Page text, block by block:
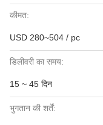
कीमत:
USD 280~504 / pc
डिलीवरी का समय:
15 ~ 45 दिन
भुगतान की शर्तें: